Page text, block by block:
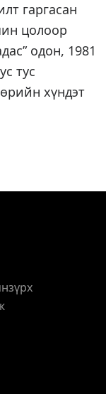
гаргасан
цолоор
одон, 1981
тус
хүндэт